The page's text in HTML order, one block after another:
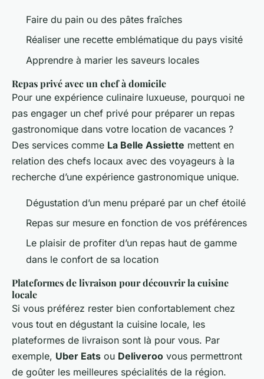
Faire du pain ou des pâtes fraîches
Réaliser une recette emblématique du pays visité
Apprendre à marier les saveurs locales
Repas privé avec un chef à domicile
Pour une expérience culinaire luxueuse, pourquoi ne
pas engager un chef privé pour préparer un repas
gastronomique dans votre location de vacances ?
Des services comme La Belle Assiette mettent en
relation des chefs locaux avec des voyageurs à la
recherche d’une expérience gastronomique unique.
Dégustation d’un menu préparé par un chef étoilé
Repas sur mesure en fonction de vos préférences
Le plaisir de profiter d’un repas haut de gamme
dans le confort de sa location
Plateformes de livraison pour découvrir la cuisine
locale
Si vous préférez rester bien confortablement chez
vous tout en dégustant la cuisine locale, les
plateformes de livraison sont là pour vous. Par
exemple, Uber Eats ou Deliveroo vous permettront
de goûter les meilleures spécialités de la région.